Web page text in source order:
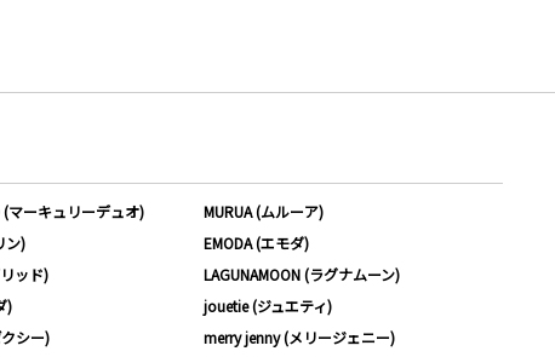
(マーキュリーデュオ)
MURUA (ムルーア)
ン)
EMODA (エモダ)
ッド)
LAGUNAMOON (ラグナムーン)
)
jouetie (ジュエティ)
シー)
merry jenny (メリージェニー)